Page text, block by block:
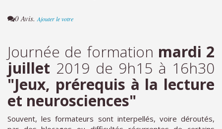
0 Avis. Ajouter le votre
Journée de formation mardi 2
juillet 2019 de 9h15 à 16h30
"Jeux, prérequis à la lecture
et neurosciences"
Souvent, les formateurs sont interpellés, voire déroutés,